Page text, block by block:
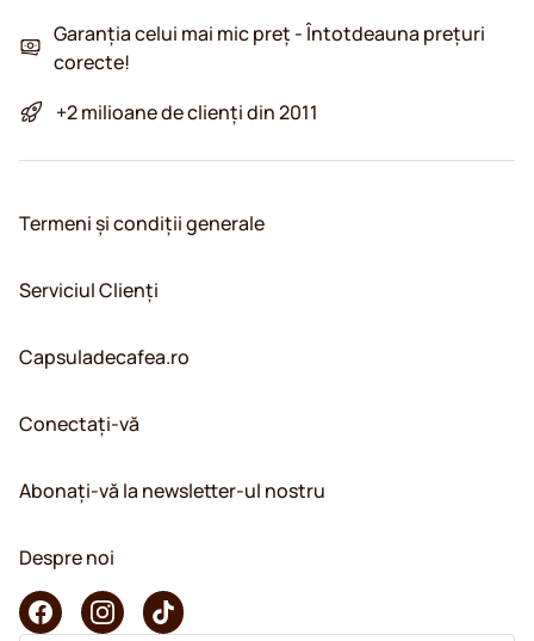
Garanția celui mai mic preț - Întotdeauna prețuri
corecte!
+2 milioane de clienți din 2011
Termeni și condiții generale
Serviciul Clienți
Capsuladecafea.ro
Conectați-vă
Abonați-vă la newsletter-ul nostru
Despre noi